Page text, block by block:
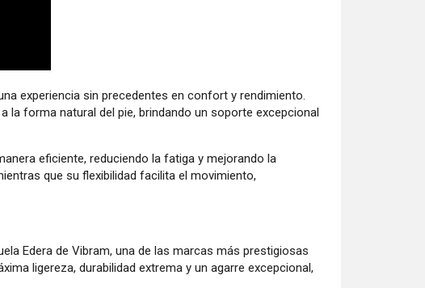
experiencia sin precedentes en confort y rendimiento.
la forma natural del pie, brindando un soporte excepcional
eficiente, reduciendo la fatiga y mejorando la
que su flexibilidad facilita el movimiento,
Edera de Vibram, una de las marcas más prestigiosas
ligereza, durabilidad extrema y un agarre excepcional,